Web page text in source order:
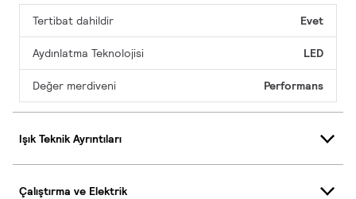
Tertibat dahildir Evet
Aydınlatma Teknolojisi LED
Değer merdiveni Performans
Işık Teknik Ayrıntıları
Çalıştırma ve Elektrik